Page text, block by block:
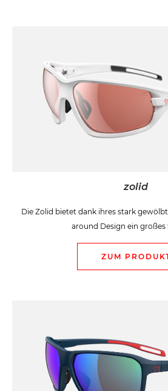
zolid
Die Zolid bietet dank ihres stark
around Design ein großes
ZUM